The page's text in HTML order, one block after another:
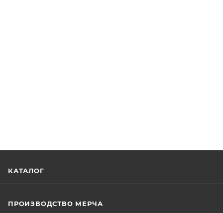
КАТАЛОГ
ПРОИЗВОДСТВО МЕРЧА